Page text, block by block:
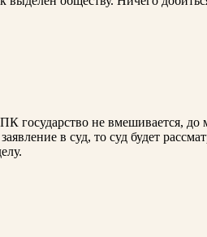
государство не вмешивается, до
в суд, то суд будет